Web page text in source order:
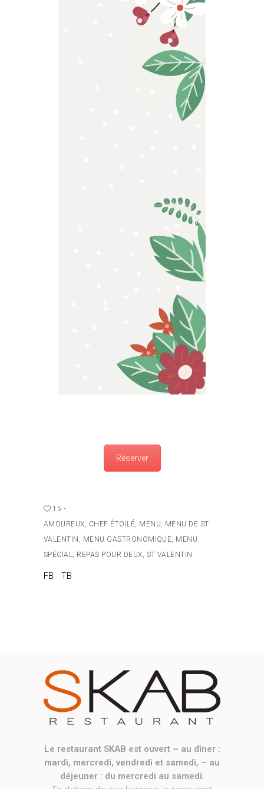
Réserver
15
AMOUREUX, CHEF ÉTOILÉ, MENU, MENU DE ST
VALENTIN , MENU GASTRONOMIQUE, MENU
SPÉCIAL, REPAS POUR DEUX, ST VALENTIN
FB TB
Le restaurant SKAB est ouvert – au dîner :
mardi, mercredi, vendredi et samedi, – au
déjeuner : du mercredi au samedi.